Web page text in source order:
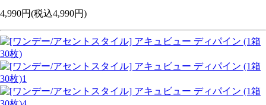
4,990円(税込4,990円)